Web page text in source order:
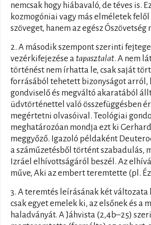
nemcsak hogy hiábavaló, de téves is.
kozmogóniai vagy más elméletek
szöveget, hanem az egész
2. A második szempont szerinti
vezérkifejezése a tapasztalat. A nem
történést nem írhatta le, csak saját
forrásából tehetett bizonyságot arról,
gondviselő és megváltó akaratából
üdvtörténettel való összefüggésben
megértetni olvasóival. Teológiai
meghatározóan mondja ezt ki
meggyőző. Igazoló példaként
a száműzetésből történt szabadulás,
Izráel elhívottságáról beszél. Az
műve, Aki az embert teremtette (pl.
3. A teremtés leírásának két
csak egyet emelek ki, az elsőnek és a
haladványát. A Jáhvista (2,4b–25)